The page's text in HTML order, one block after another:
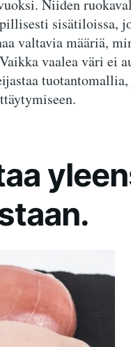
Niiden
sisätiloissa,
valtavia määriä,
vaalea väri ei